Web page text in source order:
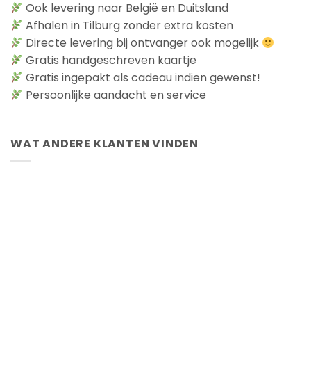
Ook levering naar België en Duitsland
Afhalen in Tilburg zonder extra kosten
Directe levering bij ontvanger ook mogelijk
Gratis handgeschreven kaartje
Gratis ingepakt als cadeau indien gewenst!
Persoonlijke aandacht en service
WAT ANDERE KLANTEN VINDEN